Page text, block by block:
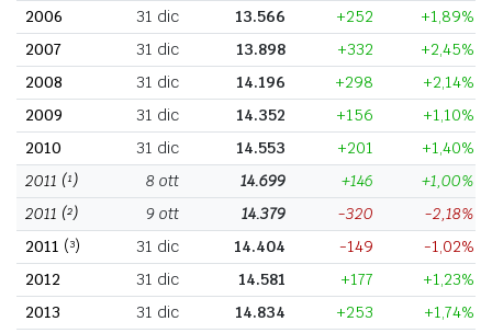
2006
31 dic 13.566 +252
+1,89%
2007
31 dic 13.898 +332
+2,45%
2008
31 dic 14.196 +298
+2,14%
2009
31 dic 14.352 +156
+1,10%
2010
31 dic 14.553 +201
+1,40%
2011 (¹) 8 ott 14.699 +146
+1,00%
2011 (²) 9 ott 14.379 -320
-2,18%
2011 (³) 31 dic 14.404 -149
-1,02%
2012
31 dic 14.581 +177
+1,23%
2013
31 dic 14.834 +253
+1,74%